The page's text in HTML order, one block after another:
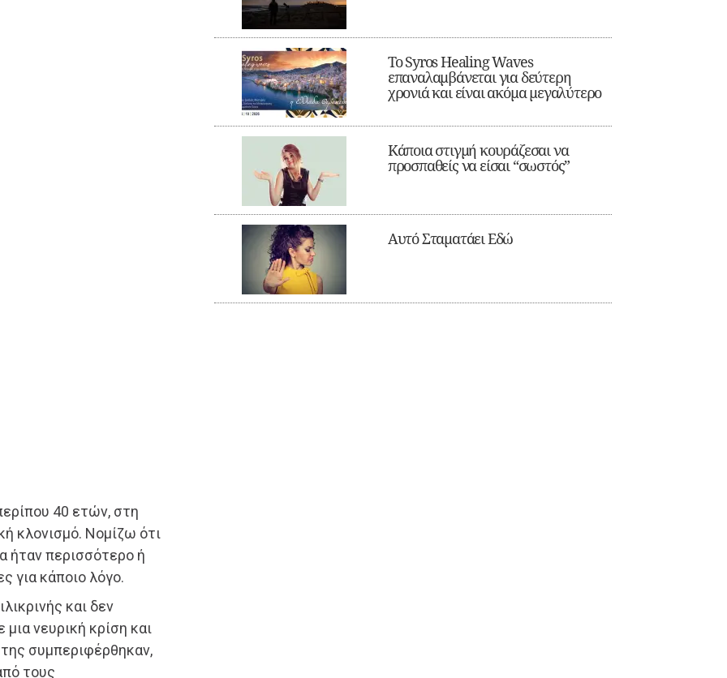
40 ετών, στη
κλονισμό. Νομίζω ότι
ήταν περισσότερο ή
για κάποιο λόγο.
και δεν
νευρική κρίση και
συμπεριφέρθηκαν,
τους
Το Syros Healing Waves
επαναλαμβάνεται για δεύτερη
χρονιά και είναι ακόμα μεγαλύτερο
Κάποια στιγμή κουράζεσαι να
προσπαθείς να είσαι “σωστός”
Αυτό Σταματάει Εδώ